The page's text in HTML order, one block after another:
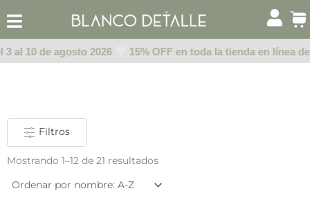
al
contenido
al 10 de agosto 2026 15% OFF en toda la tienda en línea
Filtros
Mostrando 1–12 de 21 resultados